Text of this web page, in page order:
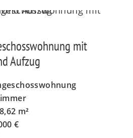
mit
Aufzug
m²
€